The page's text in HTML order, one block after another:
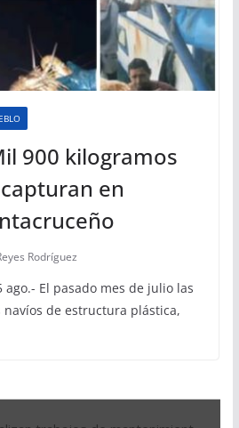
900 kilogramos
en
Rodríguez
ago.- El pasado mes de julio las
de estructura plástica,